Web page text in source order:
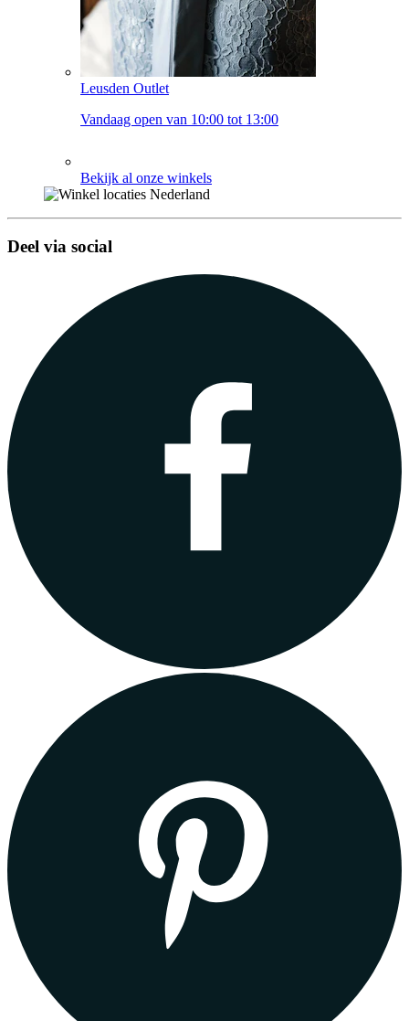
Leusden Outlet
Vandaag open van 10:00 tot 13:00
Bekijk al onze winkels
Deel via social